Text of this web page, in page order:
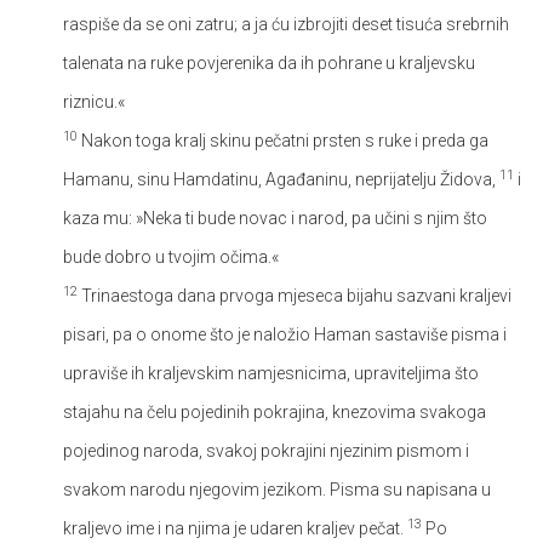
raspiše da se oni zatru; a ja ću izbrojiti deset tisuća srebrnih
talenata na ruke povjerenika da ih pohrane u kraljevsku
riznicu.«
10 Nakon toga kralj skinu pečatni prsten s ruke i preda ga
Hamanu, sinu Hamdatinu, Agađaninu, neprijatelju Židova,
11 i
kaza mu: »Neka ti bude novac i narod, pa učini s njim što
bude dobro u tvojim očima.«
12 Trinaestoga dana prvoga mjeseca bijahu sazvani kraljevi
pisari, pa o onome što je naložio Haman sastaviše pisma i
upraviše ih kraljevskim namjesnicima, upraviteljima što
stajahu na čelu pojedinih pokrajina, knezovima svakoga
pojedinog naroda, svakoj pokrajini njezinim pismom i
svakom narodu njegovim jezikom. Pisma su napisana u
kraljevo ime i na njima je udaren kraljev pečat. 13 Po